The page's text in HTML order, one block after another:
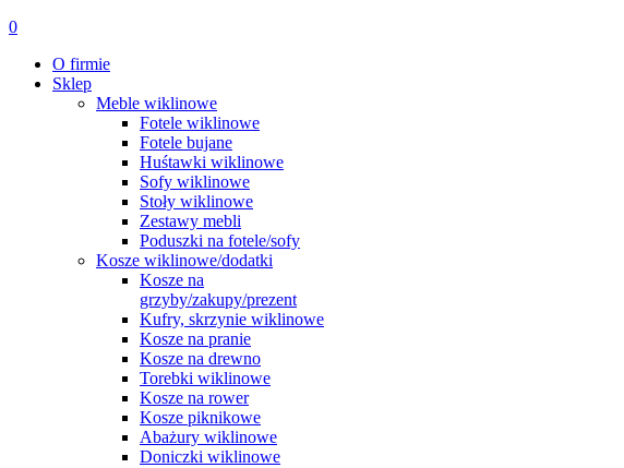
Menu
search
account
0
O firmie
Sklep
Meble wiklinowe
Fotele wiklinowe
Fotele bujane
Huśtawki wiklinowe
Sofy wiklinowe
Stoły wiklinowe
Zestawy mebli
Poduszki na fotele/sofy
Kosze wiklinowe/dodatki
Kosze na
grzyby/zakupy/prezent
Kufry, skrzynie wiklinowe
Kosze na pranie
Kosze na drewno
Torebki wiklinowe
Kosze na rower
Kosze piknikowe
Abażury wiklinowe
Doniczki wiklinowe